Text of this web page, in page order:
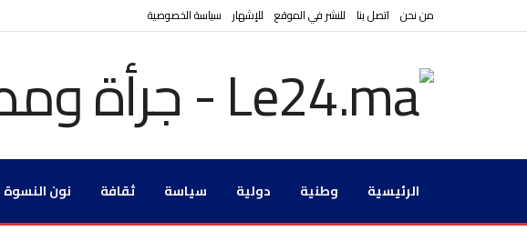
من نحن اتصل بنا للنشر في الموقع للإشهار سياسة الخصوصية
الرئيسية وطنية دولية سياسة ثقافة نون النسوة